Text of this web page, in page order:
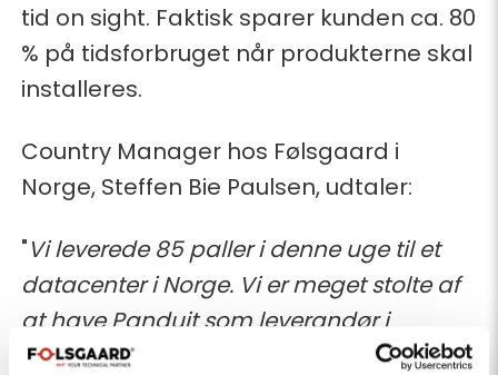
tid on sight. Faktisk sparer kunden ca. 80
% på tidsforbruget når produkterne skal
installeres.
Country Manager hos Følsgaard i
Norge, Steffen Bie Paulsen, udtaler:
"Vi leverede 85 paller i denne uge til et
datacenter i Norge. Vi er meget stolte af
at have Panduit som leverandør i
Følsgaard. Panduits udvalg af produkter